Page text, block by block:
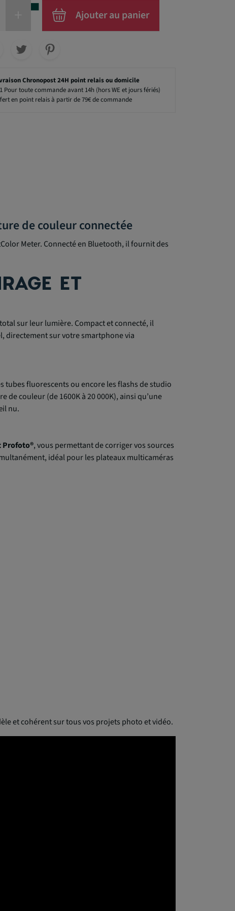
Ajouter au panier
Chronopost 24H point relais ou domicile
Pour toute commande avant 14h (hors WE et jours fériés)
en point relais à partir de 79€ de commande
de couleur connectée
Meter. Connecté en Bluetooth, il fournit des
ET
sur leur lumière. Compact et connecté, il
directement sur votre smartphone via
tubes fluorescents ou encore les flashs de studio
de couleur (de 1600K à 20 000K), ainsi qu’une
nu.
Profoto®, vous permettant de corriger vos sources
idéal pour les plateaux multicaméras
et cohérent sur tous vos projets photo et vidéo.